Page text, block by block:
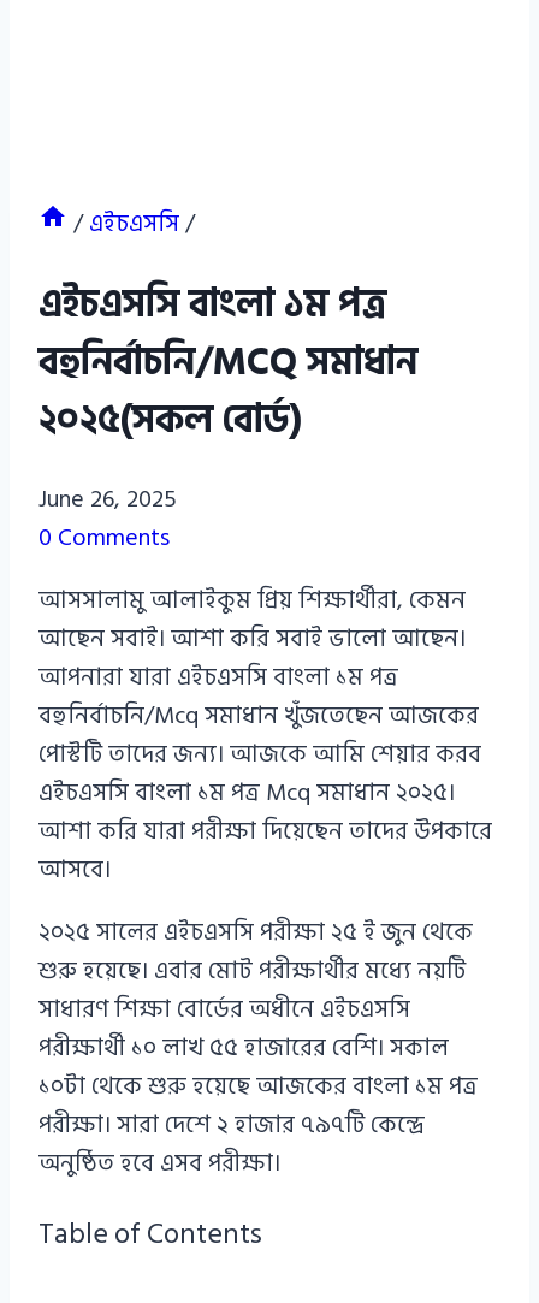
/এইচএসসি/
এইচএসসি বাংলা ১ম পত্র
বহুনির্বাচনি/MCQ সমাধান
২০২৫(সকল বোর্ড)
Azizul
Haque
Haque
June 26, 2025
0 Comments
আসসালামু আলাইকুম প্রিয় শিক্ষার্থীরা, কেমন
আছেন সবাই। আশা করি সবাই ভালো আছেন।
আপনারা যারা এইচএসসি বাংলা ১ম পত্র
বহুনির্বাচনি/Mcq সমাধান খুঁজতেছেন আজকের
পোস্টটি তাদের জন্য। আজকে আমি শেয়ার করব
এইচএসসি বাংলা ১ম পত্র Mcq সমাধান ২০২৫।
আশা করি যারা পরীক্ষা দিয়েছেন তাদের উপকারে
আসবে।
২০২৫ সালের এইচএসসি পরীক্ষা ২৫ ই জুন থেকে
শুরু হয়েছে। এবার মোট পরীক্ষার্থীর মধ্যে নয়টি
সাধারণ শিক্ষা বোর্ডের অধীনে এইচএসসি
পরীক্ষার্থী ১০ লাখ ৫৫ হাজারের বেশি। সকাল
১০টা থেকে শুরু হয়েছে আজকের বাংলা ১ম পত্র
পরীক্ষা। সারা দেশে ২ হাজার ৭৯৭টি কেন্দ্রে
অনুষ্ঠিত হবে এসব পরীক্ষা।
Table of Contents